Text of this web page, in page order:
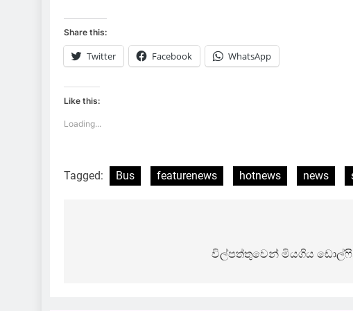
Share this:
Twitter Facebook WhatsApp
Like this:
Loading...
Tagged: Bus featurenews hotnews news
විල්පත්තුවෙන් මියගිය